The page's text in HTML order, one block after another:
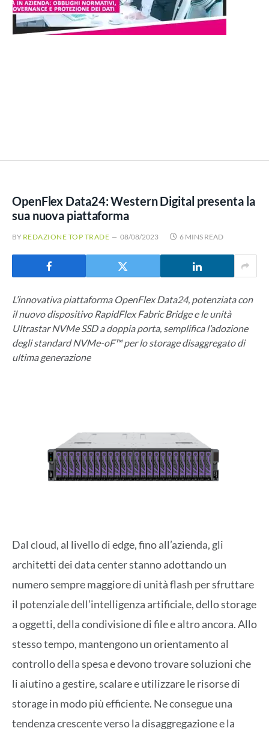
OpenFlex Data24: Western Digital presenta la
sua nuova piattaforma
BY REDAZIONE TOP TRADE 08/08/2023 6 MINS READ
L’innovativa piattaforma OpenFlex Data24, potenziata con
il nuovo dispositivo RapidFlex Fabric Bridge e le unità
Ultrastar NVMe SSD a doppia porta, semplifica l’adozione
degli standard NVMe-oF™ per lo storage disaggregato di
ultima generazione
Dal cloud, al livello di edge, fino all’azienda, gli
architetti dei data center stanno adottando un
numero sempre maggiore di unità flash per sfruttare
il potenziale dell’intelligenza artificiale, dello storage
a oggetti, della condivisione di file e altro ancora. Allo
stesso tempo, mantengono un orientamento al
controllo della spesa e devono trovare soluzioni che
li aiutino a gestire, scalare e utilizzare le risorse di
storage in modo più efficiente. Ne consegue una
tendenza crescente verso la disaggregazione e la